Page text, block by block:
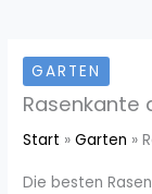
GARTEN
Rasenkante
Start Garten
Die besten